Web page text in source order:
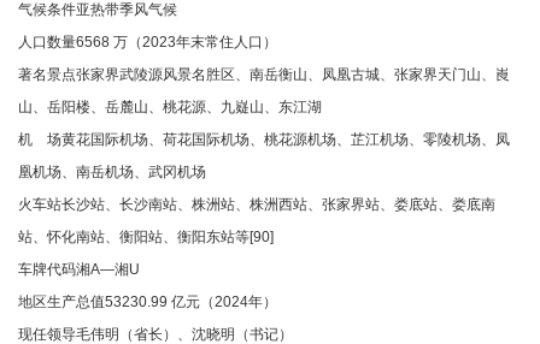
气候条件亚热带季风气候
人口数量6568 万（2023年末常住人口）
著名景点张家界武陵源风景名胜区、南岳衡山、凤凰古城、张家界天门山、崀
山、岳阳楼、岳麓山、桃花源、九嶷山、东江湖
机 场黄花国际机场、荷花国际机场、桃花源机场、芷江机场、零陵机场、凤
凰机场、南岳机场、武冈机场
火车站长沙站、长沙南站、株洲站、株洲西站、张家界站、娄底站、娄底南
站、怀化南站、衡阳站、衡阳东站等[90]
车牌代码湘A—湘U
地区生产总值53230.99 亿元（2024年）
现任领导毛伟明（省长）、沈晓明（书记）